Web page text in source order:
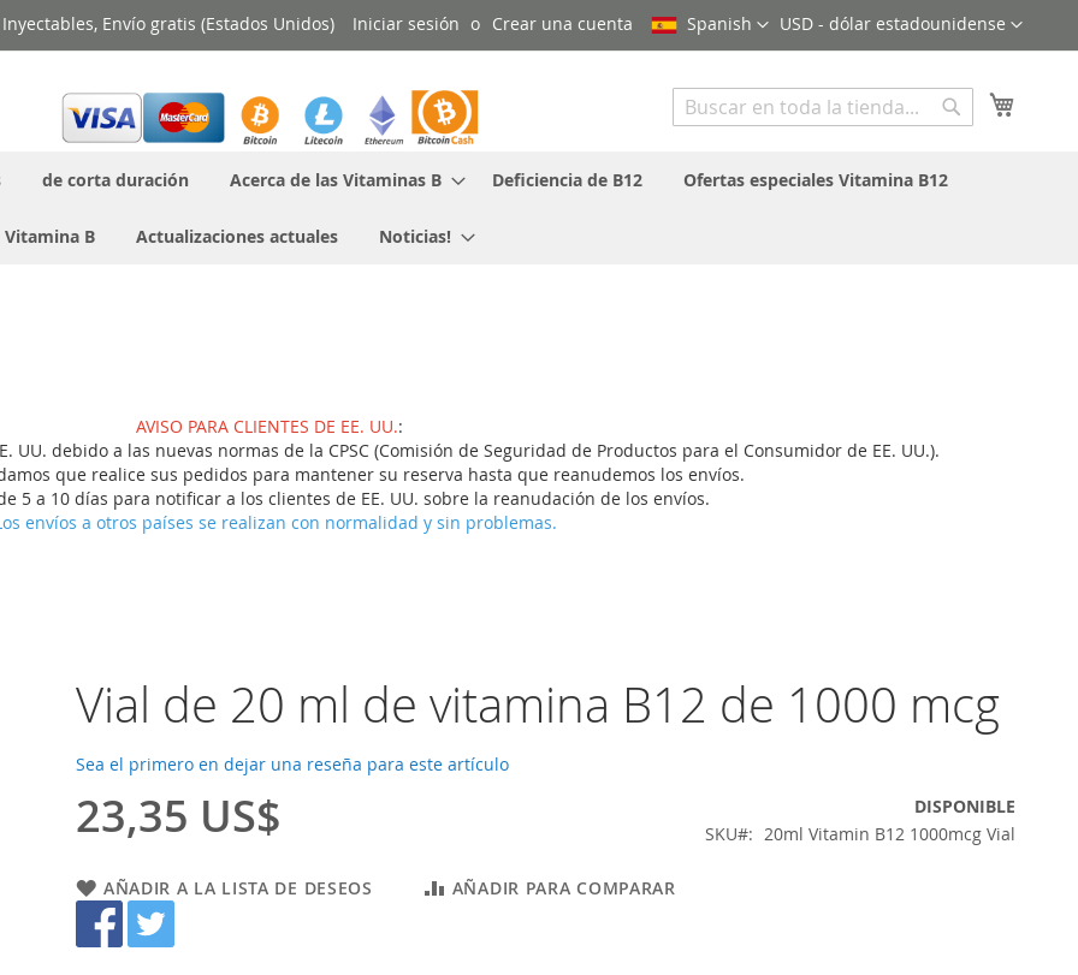
Moneda
USD - dólar estadounidense
Lenguaje
Spanish
Envío gratis (Estados Unidos) Iniciar sesión Crear una cuenta
Search
de corta duración Acerca de las Vitaminas B Deficiencia de B12 Ofertas especiales Vitamina B12
Vitamina B Actualizaciones actuales Noticias!
AVISO PARA CLIENTES DE EE. UU.:
UU. debido a las nuevas normas de la CPSC (Comisión de Seguridad de Productos para el Consumidor de EE. UU.).
que realice sus pedidos para mantener su reserva hasta que reanudemos los envíos.
5 a 10 días para notificar a los clientes de EE. UU. sobre la reanudación de los envíos.
envíos a otros países se realizan con normalidad y sin problemas.
Vial de 20 ml de vitamina B12 de 1000 mcg
Sea el primero en dejar una reseña para este artículo
23,35 US$
DISPONIBLE
SKU
20ml Vitamin B12 1000mcg Vial
AÑADIR A LA LISTA DE DESEOS AÑADIR PARA COMPARAR